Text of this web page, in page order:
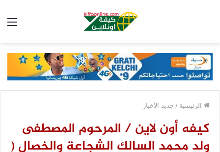
الرئيسية / جديد الأخبار
كيفه أون لاين / المرحوم المصطفى
ولد محمد السالك الشجاعة والخصال (